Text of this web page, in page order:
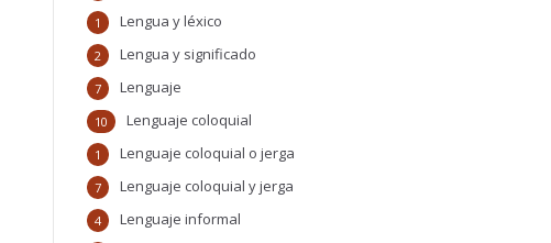
Lengua y léxico
1
Lengua y significado
2
Lenguaje
7
Lenguaje coloquial
10
Lenguaje coloquial o jerga
1
Lenguaje coloquial y jerga
7
Lenguaje informal
4